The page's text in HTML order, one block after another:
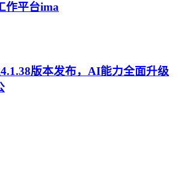
作平台ima
版本发布，AI能力全面升级